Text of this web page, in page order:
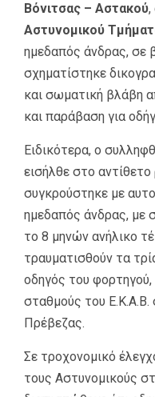
Βόνιτσας – Αστακού,
Αστυνομικού
ημεδαπός άνδρας, σε
σχηματίστηκε
και σωματική βλάβη
και παράβαση για
Ειδικότερα, ο
εισήλθε στο
συγκρούστηκε με
ημεδαπός άνδρας, με
το 8 μηνών ανήλικο
τραυματισθούν τα
οδηγός του φορτηγού,
σταθμούς του Ε.Κ.Α.Β.
Πρέβεζας.
Σε τροχονομικό
τους Αστυνομικούς